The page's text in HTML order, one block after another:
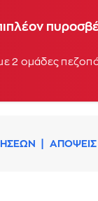
2 ομάδες
ΑΠΟΨΕΙΣ